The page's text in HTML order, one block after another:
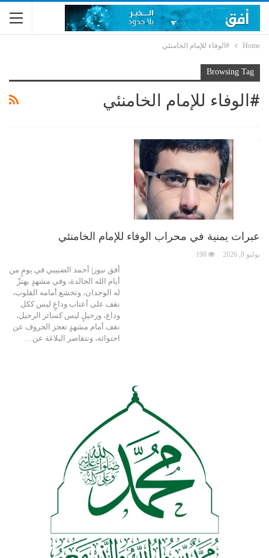
Home #الوفاء للإمام الخامنئي
Browsing Tag
#الوفاء للإمام الخامنئي
عبرات يمنية في محراب الوفاء للإمام الخامنئي
يوليو 8, 2026 198
أفق نيوز| أحمد الضبيبي في يومٍ من
أيام الله الخالدة، وفي مشهدٍ يهتزّ
له الوجدان، وتخشع أمامه القلوب،
نقف على أعتاب وداعٍ ليس ككل
وداع، ورحيلٍ ليس كسائر الرحيل،
نقف أمام مشهدٍ تعجز الحروف عن
احتوائه، وتتقاصر البلاغة عن…